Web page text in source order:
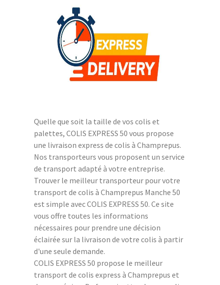
Quelle que soit la taille de vos colis et
palettes, COLIS EXPRESS 50 vous propose
une livraison express de colis à Champrepus.
Nos transporteurs vous proposent un service
de transport adapté à votre entreprise.
Trouver le meilleur transporteur pour votre
transport de colis à Champrepus Manche 50
est simple avec COLIS EXPRESS 50. Ce site
vous offre toutes les informations
nécessaires pour prendre une décision
éclairée sur la livraison de votre colis à partir
d'une seule demande.
COLIS EXPRESS 50 propose le meilleur
transport de colis express à Champrepus et